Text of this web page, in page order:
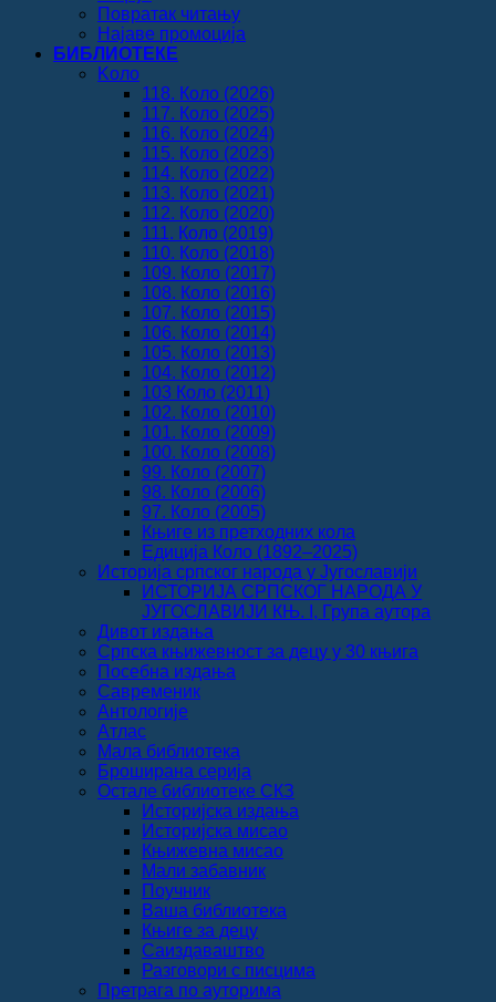
Повратак читању
Најаве промоција
БИБЛИОТЕКЕ
Koло
118. Коло (2026)
117. Коло (2025)
116. Коло (2024)
115. Коло (2023)
114. Коло (2022)
113. Коло (2021)
112. Коло (2020)
111. Коло (2019)
110. Коло (2018)
109. Коло (2017)
108. Коло (2016)
107. Коло (2015)
106. Коло (2014)
105. Коло (2013)
104. Коло (2012)
103 Коло (2011)
102. Коло (2010)
101. Коло (2009)
100. Коло (2008)
99. Коло (2007)
98. Коло (2006)
97. Коло (2005)
Књиге из претходних кола
Едиција Коло (1892‒2025)
Историја српског народа у Југославији
ИСТОРИЈА СРПСКОГ НАРОДА У
ЈУГОСЛАВИЈИ КЊ. I, Група аутора
Дивот издања
Српска књижевност за децу у 30 књига
Посебна издања
Савременик
Антологије
Атлас
Мала библиотека
Броширана серија
Остале библиотеке СКЗ
Историјска издања
Историјска мисао
Књижевна мисао
Мали забавник
Поучник
Ваша библиотека
Књиге за децу
Саиздаваштво
Разговори с писцима
Претрага по ауторима